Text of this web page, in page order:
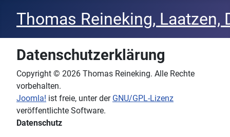
Thomas Reineking, Laatzen,
Datenschutzerklärung
Copyright © 2026 Thomas Reineking. Alle Rechte
vorbehalten.
Joomla! ist freie, unter der GNU/GPL-Lizenz
veröffentlichte Software.
Datenschutz